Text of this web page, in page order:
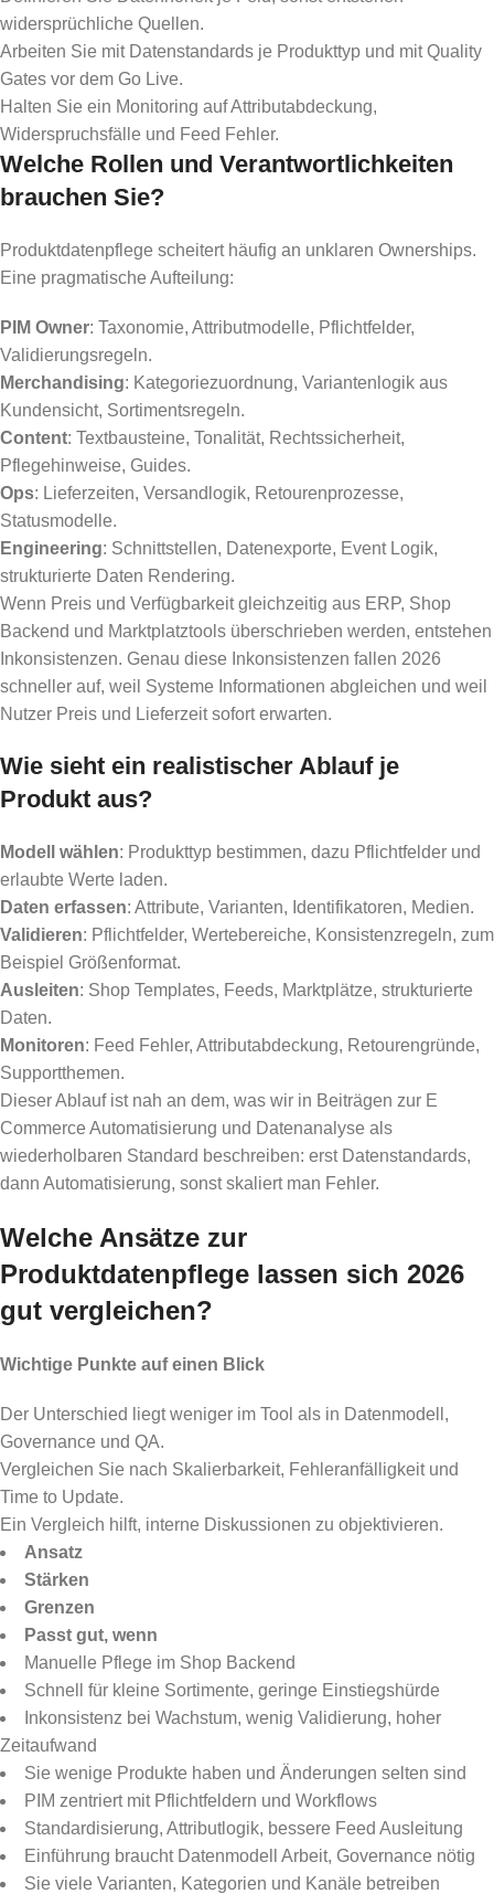
widersprüchliche Quellen.
Arbeiten Sie mit Datenstandards je Produkttyp und mit Quality
Gates vor dem Go Live.
Halten Sie ein Monitoring auf Attributabdeckung,
Widerspruchsfälle und Feed Fehler.
Welche Rollen und Verantwortlichkeiten
brauchen Sie?
Produktdatenpflege scheitert häufig an unklaren Ownerships.
Eine pragmatische Aufteilung:
PIM Owner: Taxonomie, Attributmodelle, Pflichtfelder,
Validierungsregeln.
Merchandising: Kategoriezuordnung, Variantenlogik aus
Kundensicht, Sortimentsregeln.
Content: Textbausteine, Tonalität, Rechtssicherheit,
Pflegehinweise, Guides.
Ops: Lieferzeiten, Versandlogik, Retourenprozesse,
Statusmodelle.
Engineering: Schnittstellen, Datenexporte, Event Logik,
strukturierte Daten Rendering.
Wenn Preis und Verfügbarkeit gleichzeitig aus ERP, Shop
Backend und Marktplatztools überschrieben werden, entstehen
Inkonsistenzen. Genau diese Inkonsistenzen fallen 2026
schneller auf, weil Systeme Informationen abgleichen und weil
Nutzer Preis und Lieferzeit sofort erwarten.
Wie sieht ein realistischer Ablauf je
Produkt aus?
Modell wählen: Produkttyp bestimmen, dazu Pflichtfelder und
erlaubte Werte laden.
Daten erfassen: Attribute, Varianten, Identifikatoren, Medien.
Validieren: Pflichtfelder, Wertebereiche, Konsistenzregeln, zum
Beispiel Größenformat.
Ausleiten: Shop Templates, Feeds, Marktplätze, strukturierte
Daten.
Monitoren: Feed Fehler, Attributabdeckung, Retourengründe,
Supportthemen.
Dieser Ablauf ist nah an dem, was wir in Beiträgen zur E
Commerce Automatisierung und Datenanalyse als
wiederholbaren Standard beschreiben: erst Datenstandards,
dann Automatisierung, sonst skaliert man Fehler.
Welche Ansätze zur
Produktdatenpflege lassen sich 2026
gut vergleichen?
Wichtige Punkte auf einen Blick
Der Unterschied liegt weniger im Tool als in Datenmodell,
Governance und QA.
Vergleichen Sie nach Skalierbarkeit, Fehleranfälligkeit und
Time to Update.
Ein Vergleich hilft, interne Diskussionen zu objektivieren.
Ansatz
Stärken
Grenzen
Passt gut, wenn
Manuelle Pflege im Shop Backend
Schnell für kleine Sortimente, geringe Einstiegshürde
Inkonsistenz bei Wachstum, wenig Validierung, hoher
Zeitaufwand
Sie wenige Produkte haben und Änderungen selten sind
PIM zentriert mit Pflichtfeldern und Workflows
Standardisierung, Attributlogik, bessere Feed Ausleitung
Einführung braucht Datenmodell Arbeit, Governance nötig
Sie viele Varianten, Kategorien und Kanäle betreiben